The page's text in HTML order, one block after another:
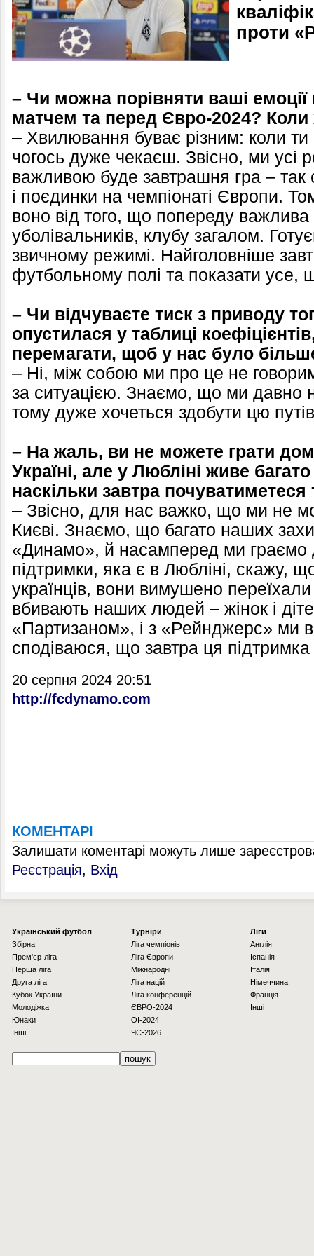
проти
– Чи можна порівняти ваші
матчем та перед Євро-2024?
– Хвилювання буває різним: коли ти
чогось дуже чекаєш. Звісно, ми усі
важливою буде завтрашня гра –
і поєдинки на чемпіонаті Європи.
воно від того, що попереду важлива
уболівальників, клубу загалом.
звичному режимі. Найголовніше
футбольному полі та показати
– Чи відчуваєте тиск з приводу
опустилася у таблиці
перемагати, щоб у нас було
– Ні, між собою ми про це не
за ситуацією. Знаємо, що ми давно
тому дуже хочеться здобути цю
– На жаль, ви не можете грати
Україні, але у Любліні живе
наскільки завтра
– Звісно, для нас важко, що ми не
Києві. Знаємо, що багато наших
«Динамо», й насамперед ми граємо
підтримки, яка є в Любліні, скажу,
українців, вони вимушено переїхали
вбивають наших людей – жінок і
«Партизаном», і з «Рейнджерс» ми
сподіваюся, що завтра ця
20 серпня 2024 20:51
http://fcdynamo.com
КОМЕНТАРІ
Залишати коментарі можуть лише
Реєстрація, Вхід
Українcький футбол
Збірна
Прем'єр-ліга
Перша ліга
Друга ліга
Кубок України
Молодіжка
Юнаки
Інші
Турніри
Ліга чемпіонів
Ліга Європи
Міжнародні
Ліга націй
Ліга конференцій
ЄВРО-2024
OI-2024
ЧС-2026
Ліги
Англія
Іспанія
Італія
Німеччина
Франція
Інші